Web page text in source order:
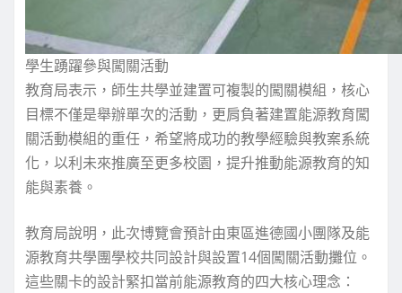
學生踴躍參與闖關活動
教育局表示，師生共學並建置可複製的闖關模組，核心
目標不僅是舉辦單次的活動，更肩負著建置能源教育闖
關活動模組的重任，希望將成功的教學經驗與教案系統
化，以利未來推廣至更多校園，提升推動能源教育的知
能與素養。
教育局說明，此次博覽會預計由東區進德國小團隊及能
源教育共學團學校共同設計與設置14個闖關活動攤位。
這些關卡的設計緊扣當前能源教育的四大核心理念：